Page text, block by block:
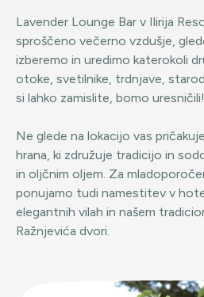
Lavender Lounge Bar v Ilirija
sproščeno večerno vzdušje,
izberemo in uredimo katerokoli
otoke, svetilnike, trdnjave,
si lahko zamislite, bomo uresničili!
Ne glede na lokacijo vas
hrana, ki združuje tradicijo in
in oljčnim oljem. Za
ponujamo tudi namestitev v
elegantnih vilah in našem
Ražnjevića dvori.